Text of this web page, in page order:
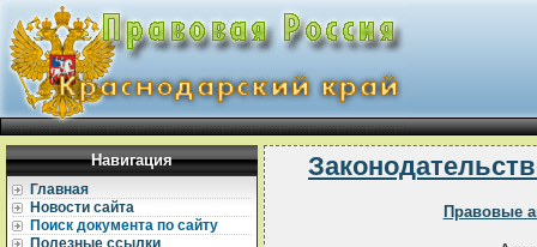
Навигация
Главная
Новости сайта
Поиск документа по сайту
Полезные ссылки
Правовые